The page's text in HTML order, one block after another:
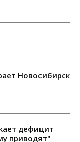
Новосибирск
дефицит
приводят"